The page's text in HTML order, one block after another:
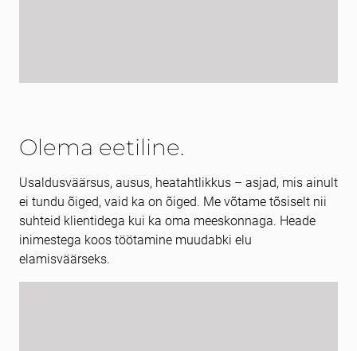
Olema eetiline.
Usaldusväärsus, ausus, heatahtlikkus – asjad, mis ainult
ei tundu õiged, vaid ka on õiged. Me võtame tõsiselt nii
suhteid klientidega kui ka oma meeskonnaga. Heade
inimestega koos töötamine muudabki elu
elamisväärseks.